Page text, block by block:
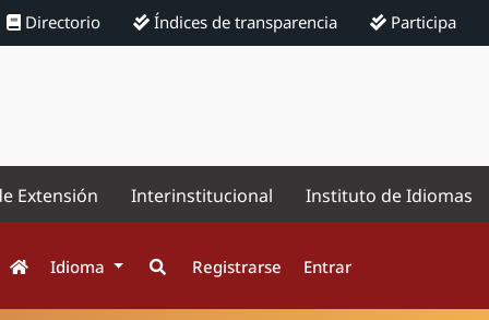
Directorio Índices de transparencia Participa
Extensión Interinstitucional Instituto de Idiomas
Idioma Registrarse Entrar